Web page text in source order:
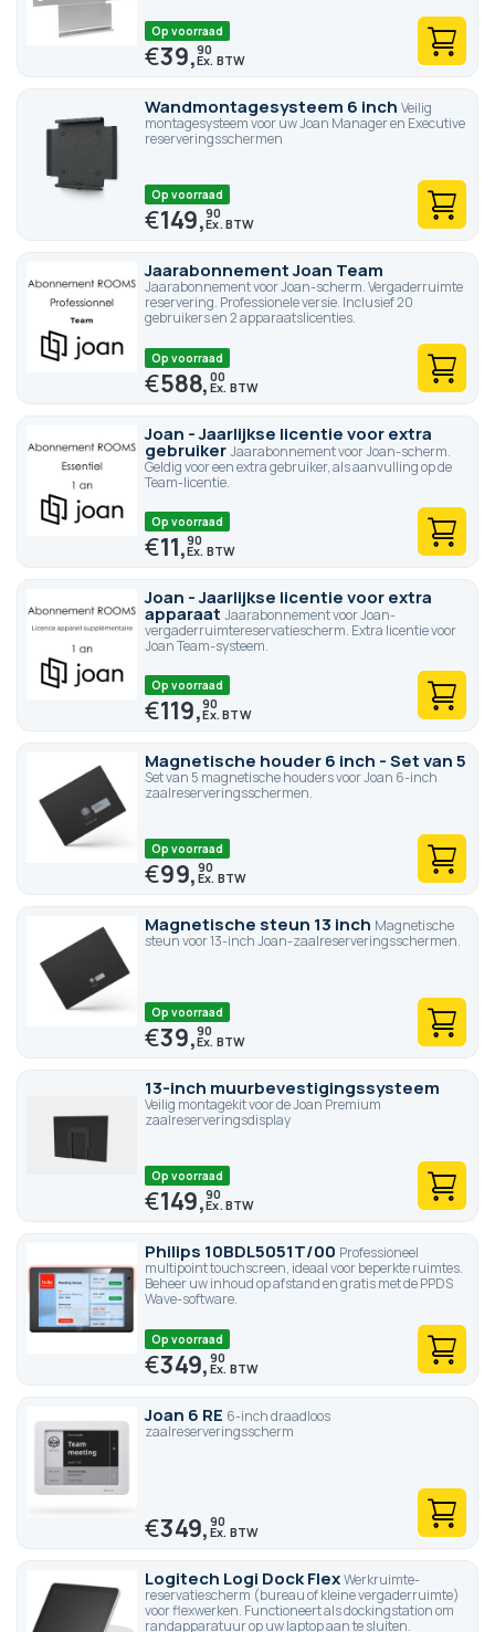
Op voorraad
€39,90
Wandmontagesysteem 6 inch Veilig
montagesysteem voor uw Joan Manager en Executive
reserveringsschermen
Op voorraad
€149,90
Jaarabonnement Joan Team
Jaarabonnement voor Joan-scherm. Vergaderruimte
reservering. Professionele versie. Inclusief 20
gebruikers en 2 apparaatslicenties.
Op voorraad
€588,00
Joan - Jaarlijkse licentie voor extra
gebruikerJaarabonnement voor Joan-scherm.
Geldig voor een extra gebruiker, als aanvulling op de
Team-licentie.
Op voorraad
€11,90
Joan - Jaarlijkse licentie voor extra
apparaat Jaarabonnement voor Joan-
vergaderruimtereservatiescherm. Extra licentie voor
Joan Team-systeem.
Op voorraad
€119,90
Magnetische houder 6 inch - Set van 5
Set van 5 magnetische houders voor Joan 6-inch
zaalreserveringsschermen.
Op voorraad
€99,90
Magnetische steun 13 inch Magnetische
steun voor 13-inch Joan-zaalreserveringsschermen.
Op voorraad
€39,90
13-inch muurbevestigingssysteem
Veilig montagekit voor de Joan Premium
zaalreserveringsdisplay
Op voorraad
€149,90
Philips 10BDL5051T/00 Professioneel
multipoint touchscreen, ideaal voor beperkte ruimtes.
Beheer uw inhoud op afstand en gratis met de PPDS
Wave-software.
Op voorraad
€349,90
Joan 6 RE 6-inch draadloos
zaalreserveringsscherm
€349,90
Logitech Logi Dock FlexWerkruimte-
reservatiescherm (bureau of kleine vergaderruimte)
voor flexwerken. Functioneert als dockingstation om
randapparatuur op uw laptop aan te sluiten.